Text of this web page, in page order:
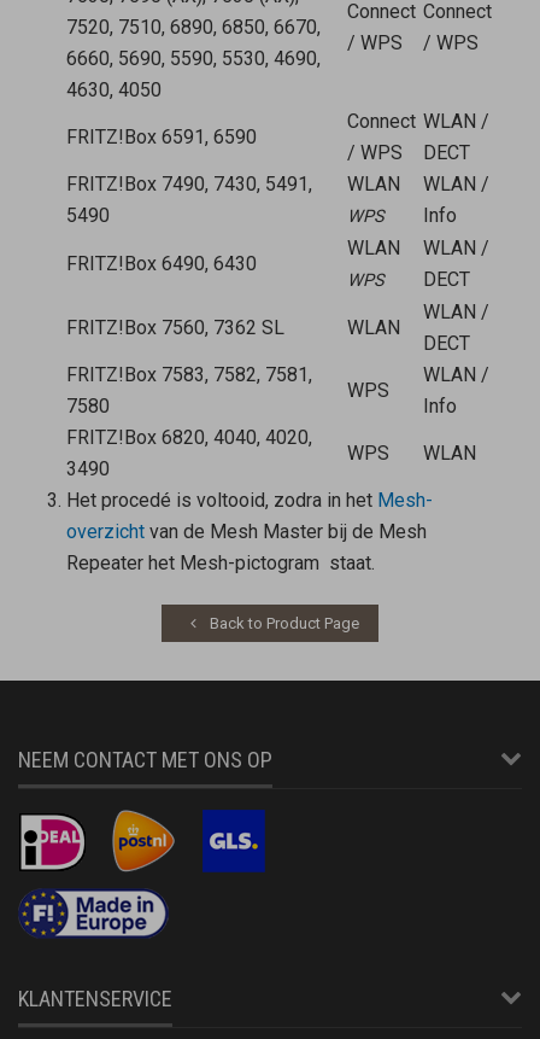
7520, 7510, 6890, 6850, 6670,
6660, 5690, 5590, 5530, 4690,
4630, 4050
Connect
/ WPS
Connect
/ WPS
FRITZ!Box 6591, 6590
Connect
/ WPS
WLAN /
DECT
FRITZ!Box 7490, 7430, 5491,
5490
WLAN
WPS
WLAN /
Info
FRITZ!Box 6490, 6430
WLAN
WPS
WLAN /
DECT
FRITZ!Box 7560, 7362 SL WLAN
WLAN /
DECT
FRITZ!Box 7583, 7582, 7581,
7580
WPS
WLAN /
Info
FRITZ!Box 6820, 4040, 4020,
3490
WPS WLAN
Het procedé is voltooid, zodra in het Mesh-
overzichtvan de Mesh Masterbij de Mesh
Repeaterhet Mesh-pictogram staat.
Back to Product Page
NEEM CONTACT MET ONS OP
KLANTENSERVICE